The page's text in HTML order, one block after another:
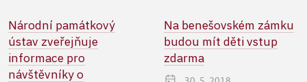
Národní památkový
ústav zveřejňuje
informace pro
návštěvníky o
Na benešovském zámku
budou mít děti vstup
zdarma